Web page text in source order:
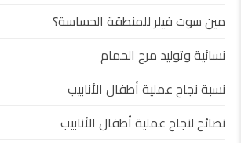
مين سوت فيلر للمنطقة الحساسة؟
نسائية وتوليد مرج الحمام
نسبة نجاح عملية أطفال الأنابيب
نصائح لنجاح عملية أطفال الأنابيب